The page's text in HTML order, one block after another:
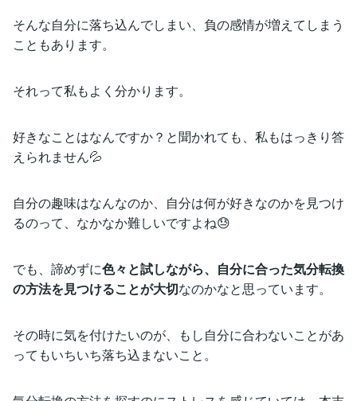
そんな自分に落ち込んでしまい、負の感情が増えてしまう
こともあります。
それって私もよく分かります。
好きなことはなんですか？と聞かれても、私もはっきり答
えられません💦
自分の趣味はなんなのか、自分は何が好きなのかを見つけ
るのって、なかなか難しいですよね😓
でも、諦めずに色々と試しながら、自分に合った気分転換
の方法を見つけることが大切なのかなと思っています。
その時に気を付けたいのが、もし自分に合わないことがあ
ってもいちいち落ち込まないこと。